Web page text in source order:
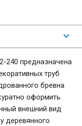
предназначена
труб
бревна
оформить
внешний вид
деревянного